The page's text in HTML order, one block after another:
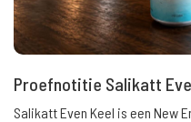
Proefnotitie Salikatt
Salikatt Even Keel is een New